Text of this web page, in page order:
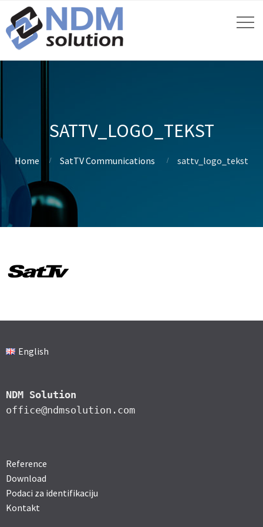
SATTV_LOGO_TEKST
Home SatTV Communications sattv_logo_tekst
English
NDM Solution
office@ndmsolution.com
Reference
Download
Podaci za identifikaciju
Kontakt